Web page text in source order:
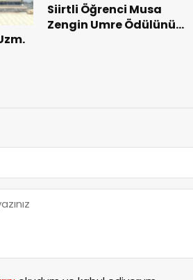
Siirtli Öğrenci Musa
Zengin Umre Ödülünü